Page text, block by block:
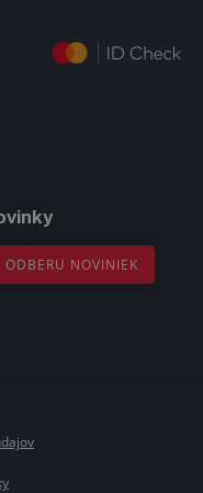
ODBERU NOVINIEK